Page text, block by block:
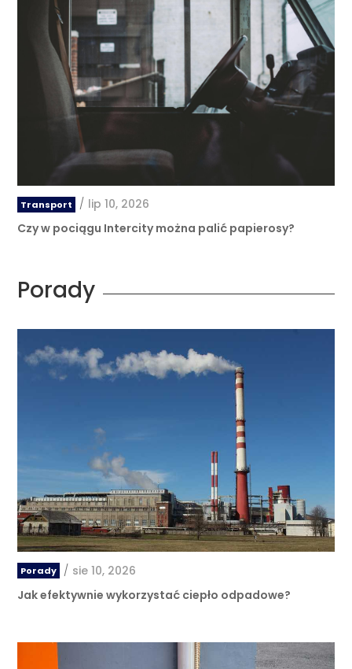
Transport / lip 10, 2026
Czy w pociągu Intercity można palić papierosy?
Porady
Porady / sie 10, 2026
Jak efektywnie wykorzystać ciepło odpadowe?